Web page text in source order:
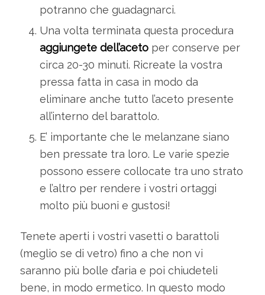
potranno che guadagnarci.
Una volta terminata questa procedura
aggiungete dell’acetoper conserve per
circa 20-30 minuti. Ricreate la vostra
pressa fatta in casa in modo da
eliminare anche tutto l’aceto presente
all’interno del barattolo.
E’ importante che le melanzane siano
ben pressate tra loro. Le varie spezie
possono essere collocate tra uno strato
e l’altro per rendere i vostri ortaggi
molto più buoni e gustosi!
Tenete aperti i vostri vasetti o barattoli
(meglio se di vetro) fino a che non vi
saranno più bolle d’aria e poi chiudeteli
bene, in modo ermetico. In questo modo